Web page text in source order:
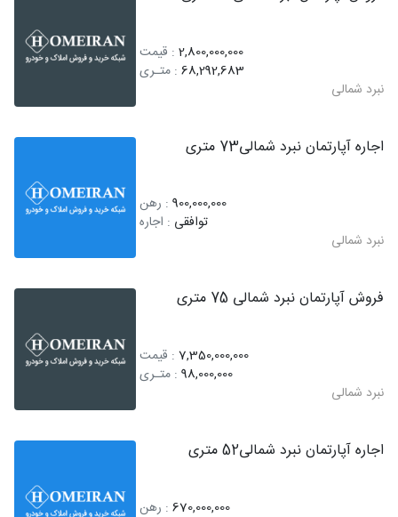
2,800,000,000 : قیمت
68,292,683 : متـری
نبرد شمالی
اجاره آپارتمان نبرد شمالی73 متری
900,000,000 : رهن
توافقی : اجاره
نبرد شمالی
فروش آپارتمان نبرد شمالی 75 متری
7,350,000,000 : قیمت
98,000,000 : متـری
نبرد شمالی
اجاره آپارتمان نبرد شمالی52 متری
670,000,000 : رهن